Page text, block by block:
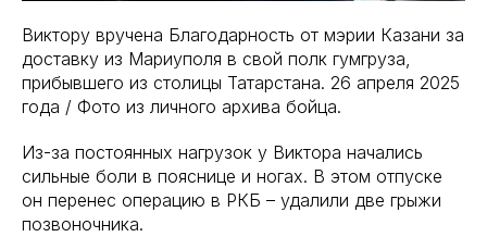
Виктору вручена Благодарность от мэрии Казани за
доставку из Мариуполя в свой полк гумгруза,
прибывшего из столицы Татарстана. 26 апреля 2025
года / Фото из личного архива бойца.
Из-за постоянных нагрузок у Виктора начались
сильные боли в пояснице и ногах. В этом отпуске
он перенес операцию в РКБ – удалили две грыжи
позвоночника.